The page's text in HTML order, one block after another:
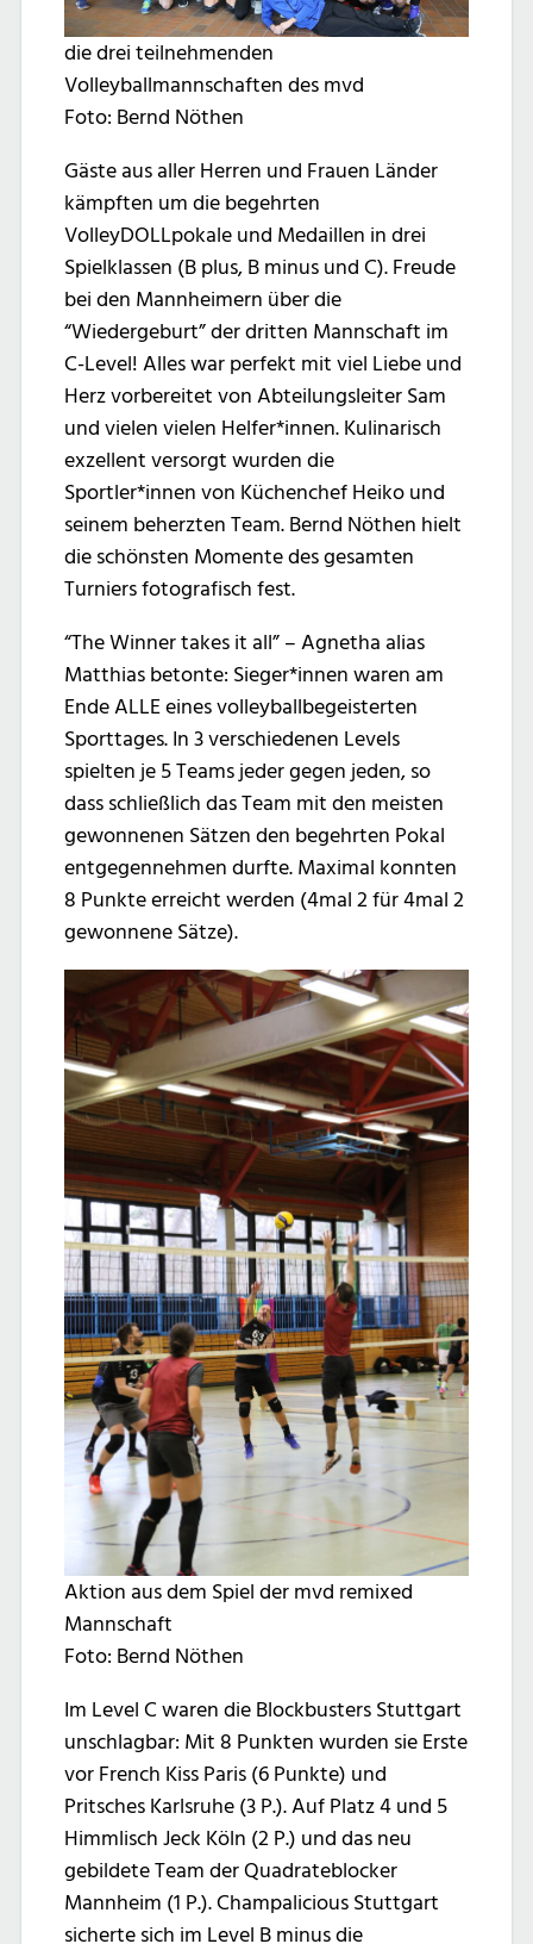
die drei teilnehmenden
Volleyballmannschaften des mvd
Foto: Bernd Nöthen
Gäste aus aller Herren und Frauen Länder
kämpften um die begehrten
VolleyDOLLpokale und Medaillen in drei
Spielklassen (B plus, B minus und C). Freude
bei den Mannheimern über die
“Wiedergeburt” der dritten Mannschaft im
C-Level! Alles war perfekt mit viel Liebe und
Herz vorbereitet von Abteilungsleiter Sam
und vielen vielen Helfer*innen. Kulinarisch
exzellent versorgt wurden die
Sportler*innen von Küchenchef Heiko und
seinem beherzten Team. Bernd Nöthen hielt
die schönsten Momente des gesamten
Turniers fotografisch fest.
“The Winner takes it all” – Agnetha alias
Matthias betonte: Sieger*innen waren am
Ende ALLE eines volleyballbegeisterten
Sporttages. In 3 verschiedenen Levels
spielten je 5 Teams jeder gegen jeden, so
dass schließlich das Team mit den meisten
gewonnenen Sätzen den begehrten Pokal
entgegennehmen durfte. Maximal konnten
8 Punkte erreicht werden (4mal 2 für 4mal 2
gewonnene Sätze).
Aktion aus dem Spiel der mvd remixed
Mannschaft
Foto: Bernd Nöthen
Im Level C waren die Blockbusters Stuttgart
unschlagbar: Mit 8 Punkten wurden sie Erste
vor French Kiss Paris (6 Punkte) und
Pritsches Karlsruhe (3 P.). Auf Platz 4 und 5
Himmlisch Jeck Köln (2 P.) und das neu
gebildete Team der Quadrateblocker
Mannheim (1 P.). Champalicious Stuttgart
sicherte sich im Level B minus die